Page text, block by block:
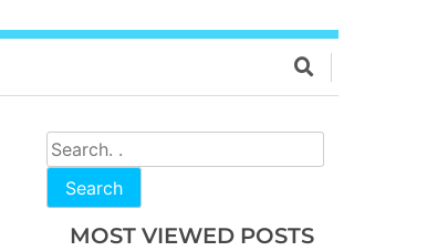
Search
MOST VIEWED POSTS